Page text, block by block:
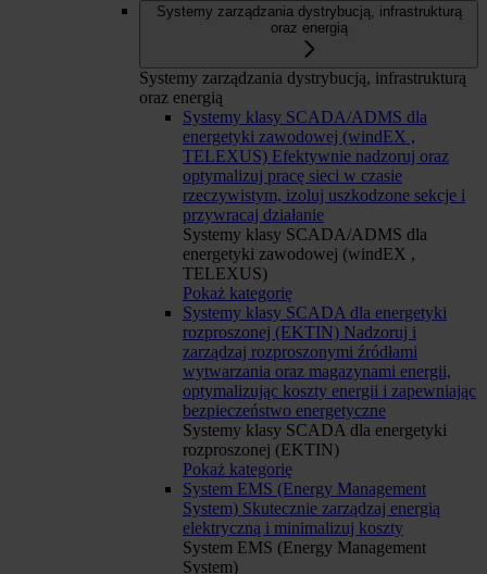
Systemy zarządzania dystrybucją, infrastrukturą
oraz energią
Systemy zarządzania dystrybucją, infrastrukturą
oraz energią
Systemy klasy SCADA/ADMS dla
energetyki zawodowej (windEX ,
TELEXUS) Efektywnie nadzoruj oraz
optymalizuj pracę sieci w czasie
rzeczywistym, izoluj uszkodzone sekcje i
przywracaj działanie
Systemy klasy SCADA/ADMS dla
energetyki zawodowej (windEX ,
TELEXUS)
Pokaż kategorię
Systemy klasy SCADA dla energetyki
rozproszonej (EKTIN) Nadzoruj i
zarządzaj rozproszonymi źródłami
wytwarzania oraz magazynami energii,
optymalizując koszty energii i zapewniając
bezpieczeństwo energetyczne
Systemy klasy SCADA dla energetyki
rozproszonej (EKTIN)
Pokaż kategorię
System EMS (Energy Management
System) Skutecznie zarządzaj energią
elektryczną i minimalizuj koszty
System EMS (Energy Management
System)